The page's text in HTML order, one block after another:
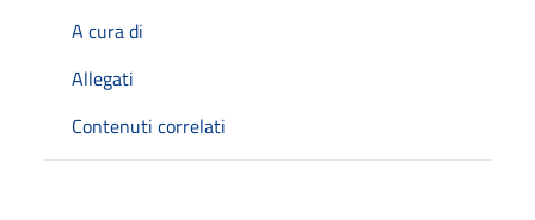
A cura di
Allegati
Contenuti correlati